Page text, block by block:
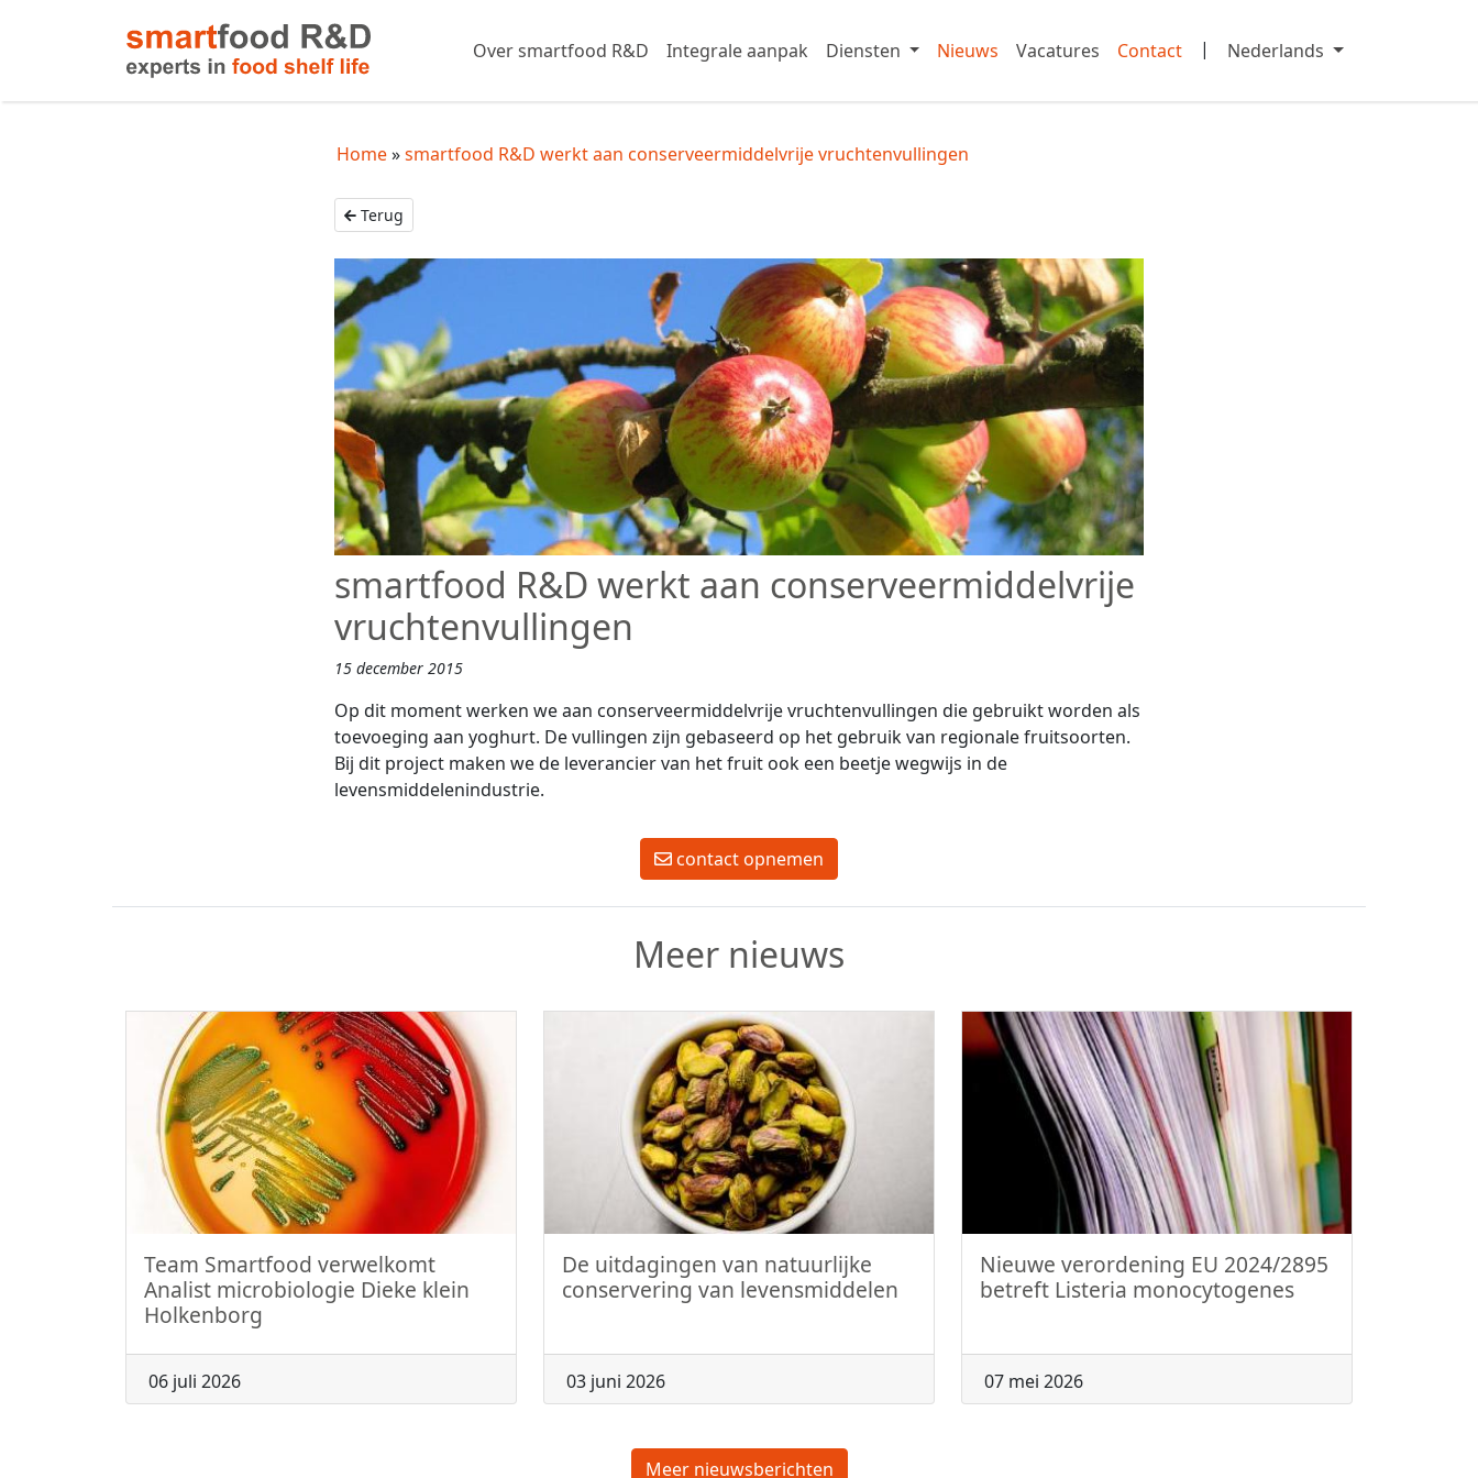
Over smartfood R&D Integrale aanpak Diensten Nieuws Vacatures Contact | Nederlands
Home smartfood R&D werkt aan conserveermiddelvrije vruchtenvullingen
Terug
smartfood R&D werkt aan conserveermiddelvrije
vruchtenvullingen
15 december 2015
Op dit moment werken we aan conserveermiddelvrije vruchtenvullingen die gebruikt worden als
toevoeging aan yoghurt. De vullingen zijn gebaseerd op het gebruik van regionale fruitsoorten.
Bij dit project maken we de leverancier van het fruit ook een beetje wegwijs in de
levensmiddelenindustrie.
contact opnemen
Meer nieuws
Team Smartfood verwelkomt
Analist microbiologie Dieke klein
Holkenborg
06 juli 2026
De uitdagingen van natuurlijke
conservering van levensmiddelen
03 juni 2026
Nieuwe verordening EU 2024/2895
betreft Listeria monocytogenes
07 mei 2026
Meer nieuwsberichten